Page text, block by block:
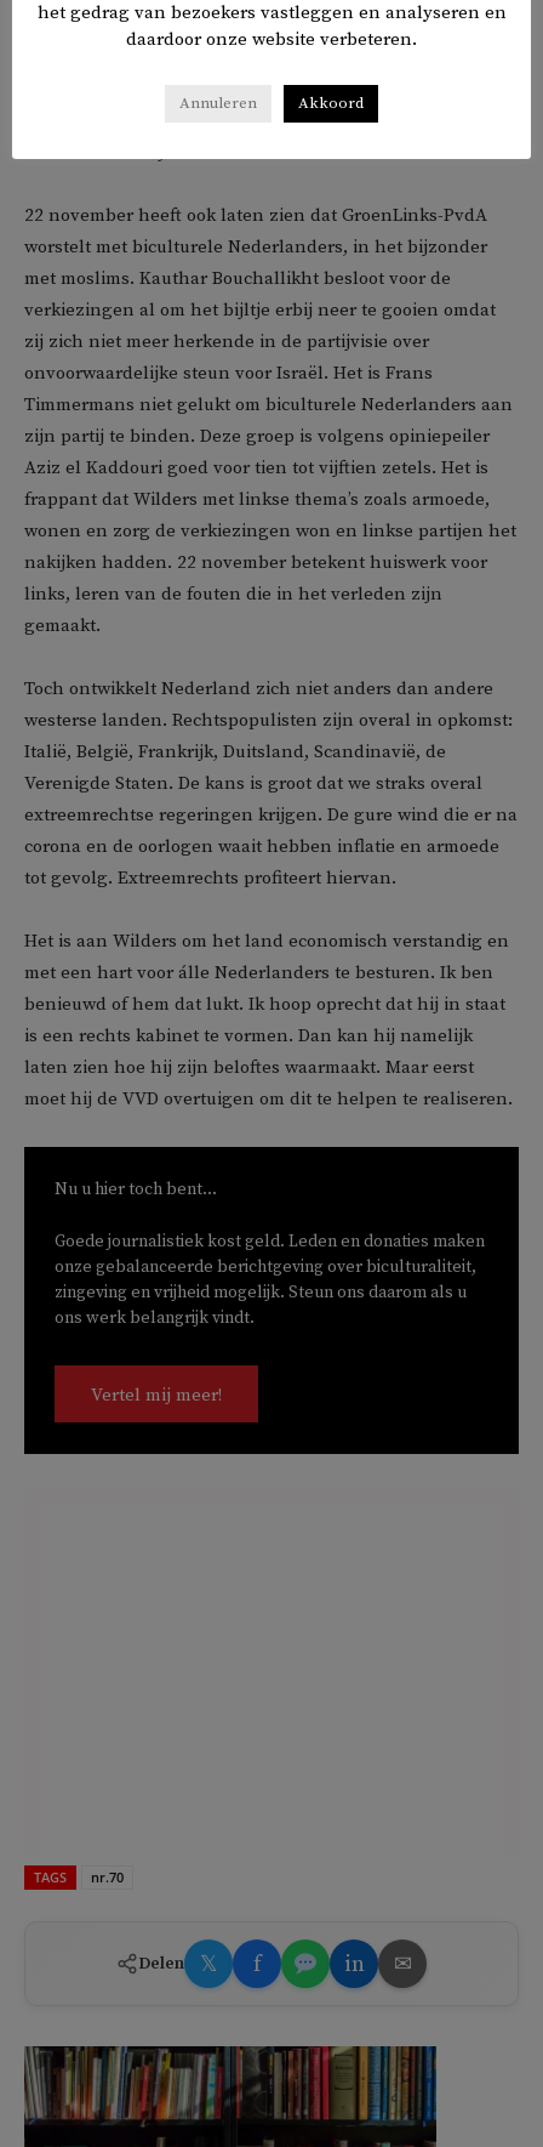
zorgwekkende uitspraak bedoelt. Over welke
heten? Premier Wilders moet zijn taalgebruik veranderen
en echt gaan verbinden, wil hij de premier van alle
22 november heeft ook laten zien dat GroenLinks-PvdA
worstelt met biculturele Nederlanders, in het bijzonder
met moslims. Kauthar Bouchallikht besloot voor de
verkiezingen al om het bijltje erbij neer te gooien omdat
zij zich niet meer herkende in de partijvisie over
onvoorwaardelijke steun voor Israël. Het is Frans
Timmermans niet gelukt om biculturele Nederlanders aan
zijn partij te binden. Deze groep is volgens opiniepeiler
Aziz el Kaddouri goed voor tien tot vijftien zetels. Het is
frappant dat Wilders met linkse thema’s zoals armoede,
wonen en zorg de verkiezingen won en linkse partijen het
nakijken hadden. 22 november betekent huiswerk voor
links, leren van de fouten die in het verleden zijn
gemaakt.
Toch ontwikkelt Nederland zich niet anders dan andere
westerse landen. Rechtspopulisten zijn overal in opkomst:
Italië, België, Frankrijk, Duitsland, Scandinavië, de
Verenigde Staten. De kans is groot dat we straks overal
extreemrechtse regeringen krijgen. De gure wind die er na
corona en de oorlogen waait hebben inflatie en armoede
tot gevolg. Extreemrechts profiteert hiervan.
Het is aan Wilders om het land economisch verstandig en
met een hart voor álle Nederlanders te besturen. Ik ben
benieuwd of hem dat lukt. Ik hoop oprecht dat hij in staat
is een rechts kabinet te vormen. Dan kan hij namelijk
laten zien hoe hij zijn beloftes waarmaakt. Maar eerst
moet hij de VVD overtuigen om dit te helpen te realiseren.
Nu u hier toch bent...
Goede journalistiek kost geld. Leden en donaties maken
onze gebalanceerde berichtgeving over biculturaliteit,
zingeving en vrijheid mogelijk. Steun ons daarom als u
ons werk belangrijk vindt.
Vertel mij meer!
TAGS nr.70
Delen 𝕏 f in ✉
het gedrag van bezoekers vastleggen en analyseren en
daardoor onze website verbeteren.
Annuleren Akkoord